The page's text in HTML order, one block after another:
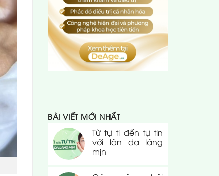
BÀI VIẾT MỚI NHẤT
Từ tự ti đến tự tin
với làn da láng
mịn